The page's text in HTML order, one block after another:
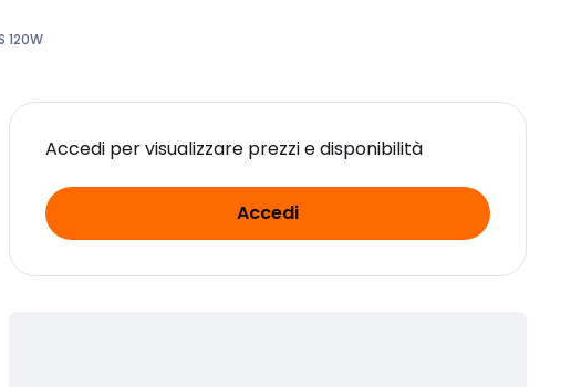
120W
Accedi per visualizzare prezzi e disponibilità
Accedi